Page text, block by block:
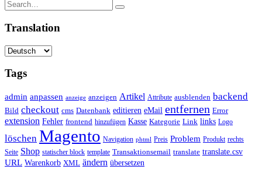
Translation
Tags
admin anpassen anzeige anzeigen Artikel Attribute ausblenden backend
Bild checkout cms Datenbank editieren eMail entfernen Error
extension Fehler frontend hinzufügen Kasse Kategorie Link links Logo
löschen Magento Navigation phtml Preis Problem Produkt rechts
Seite Shop statischer block template Transaktionsemail translate translate.csv
URL Warenkorb XML ändern übersetzen